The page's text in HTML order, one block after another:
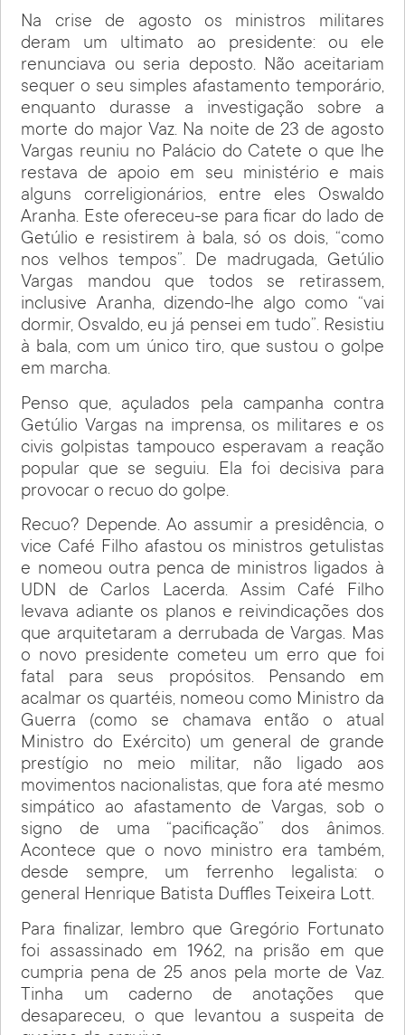
Na crise de agosto os ministros militares
deram um ultimato ao presidente: ou ele
renunciava ou seria deposto. Não aceitariam
sequer o seu simples afastamento temporário,
enquanto durasse a investigação sobre a
morte do major Vaz. Na noite de 23 de agosto
Vargas reuniu no Palácio do Catete o que lhe
restava de apoio em seu ministério e mais
alguns correligionários, entre eles Oswaldo
Aranha. Este ofereceu-se para ficar do lado de
Getúlio e resistirem à bala, só os dois, “como
nos velhos tempos”. De madrugada, Getúlio
Vargas mandou que todos se retirassem,
inclusive Aranha, dizendo-lhe algo como “vai
dormir, Osvaldo, eu já pensei em tudo”. Resistiu
à bala, com um único tiro, que sustou o golpe
em marcha.
Penso que, açulados pela campanha contra
Getúlio Vargas na imprensa, os militares e os
civis golpistas tampouco esperavam a reação
popular que se seguiu. Ela foi decisiva para
provocar o recuo do golpe.
Recuo? Depende. Ao assumir a presidência, o
vice Café Filho afastou os ministros getulistas
e nomeou outra penca de ministros ligados à
UDN de Carlos Lacerda. Assim Café Filho
levava adiante os planos e reivindicações dos
que arquitetaram a derrubada de Vargas. Mas
o novo presidente cometeu um erro que foi
fatal para seus propósitos. Pensando em
acalmar os quartéis, nomeou como Ministro da
Guerra (como se chamava então o atual
Ministro do Exército) um general de grande
prestígio no meio militar, não ligado aos
movimentos nacionalistas, que fora até mesmo
simpático ao afastamento de Vargas, sob o
signo de uma “pacificação” dos ânimos.
Acontece que o novo ministro era também,
desde sempre, um ferrenho legalista: o
general Henrique Batista Duffles Teixeira Lott.
Para finalizar, lembro que Gregório Fortunato
foi assassinado em 1962, na prisão em que
cumpria pena de 25 anos pela morte de Vaz.
Tinha um caderno de anotações que
desapareceu, o que levantou a suspeita de